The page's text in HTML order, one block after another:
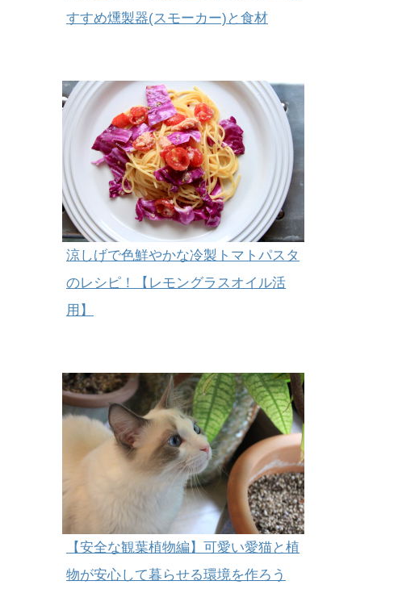
すすめ燻製器(スモーカー)と食材
涼しげで色鮮やかな冷製トマトパスタ
のレシピ！【レモングラスオイル活
用】
【安全な観葉植物編】可愛い愛猫と植
物が安心して暮らせる環境を作ろう